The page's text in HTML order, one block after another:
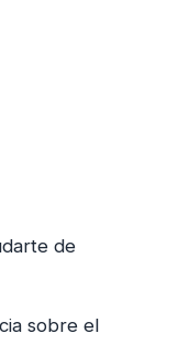
de
sobre el